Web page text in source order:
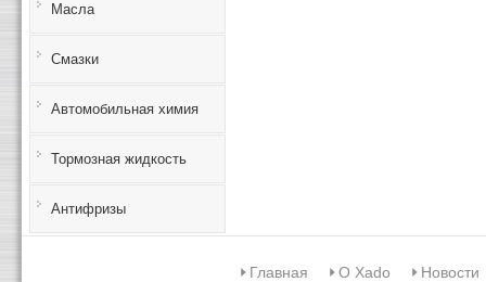
Масла
Смазки
Автомобильная химия
Тормозная жидкость
Антифризы
Главная О Xado Новости